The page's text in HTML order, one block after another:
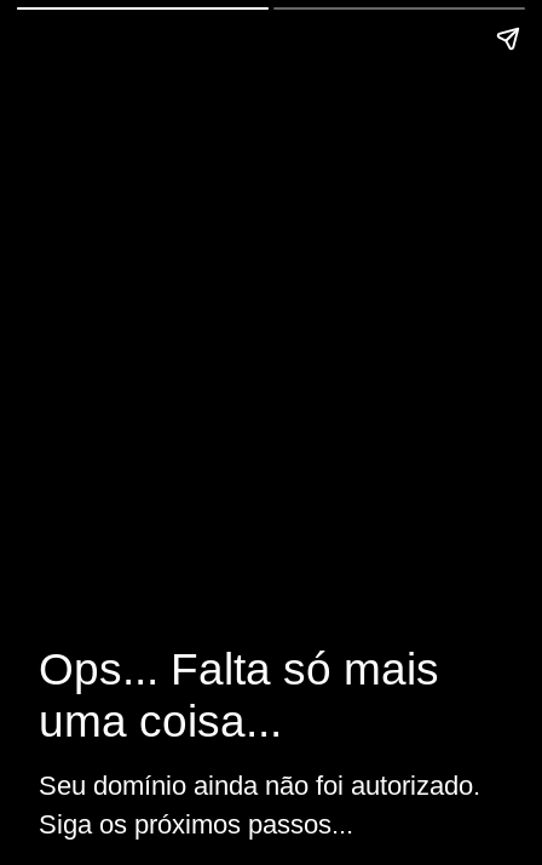
Ops... Falta só mais
uma coisa...
Seu domínio ainda não foi autorizado.
Siga os próximos passos...